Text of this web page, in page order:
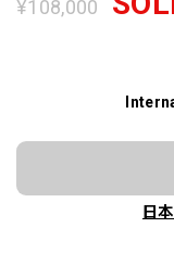
¥108,000
日